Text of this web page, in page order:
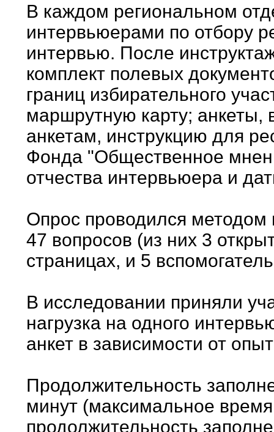
В каждом региональном
интервьюерами по отбору
интервью. После
комплект полевых
границ избирательного
маршрутную карту; анкеты,
анкетам, инструкцию для
Фонда "Общественное
отчества интервьюера и
Опрос проводился методом
47 вопросов (из них 3
страницах, и 5
В исследовании приняли
нагрузка на одного
анкет в зависимости от
Продолжительность
минут (максимальное
продолжительность